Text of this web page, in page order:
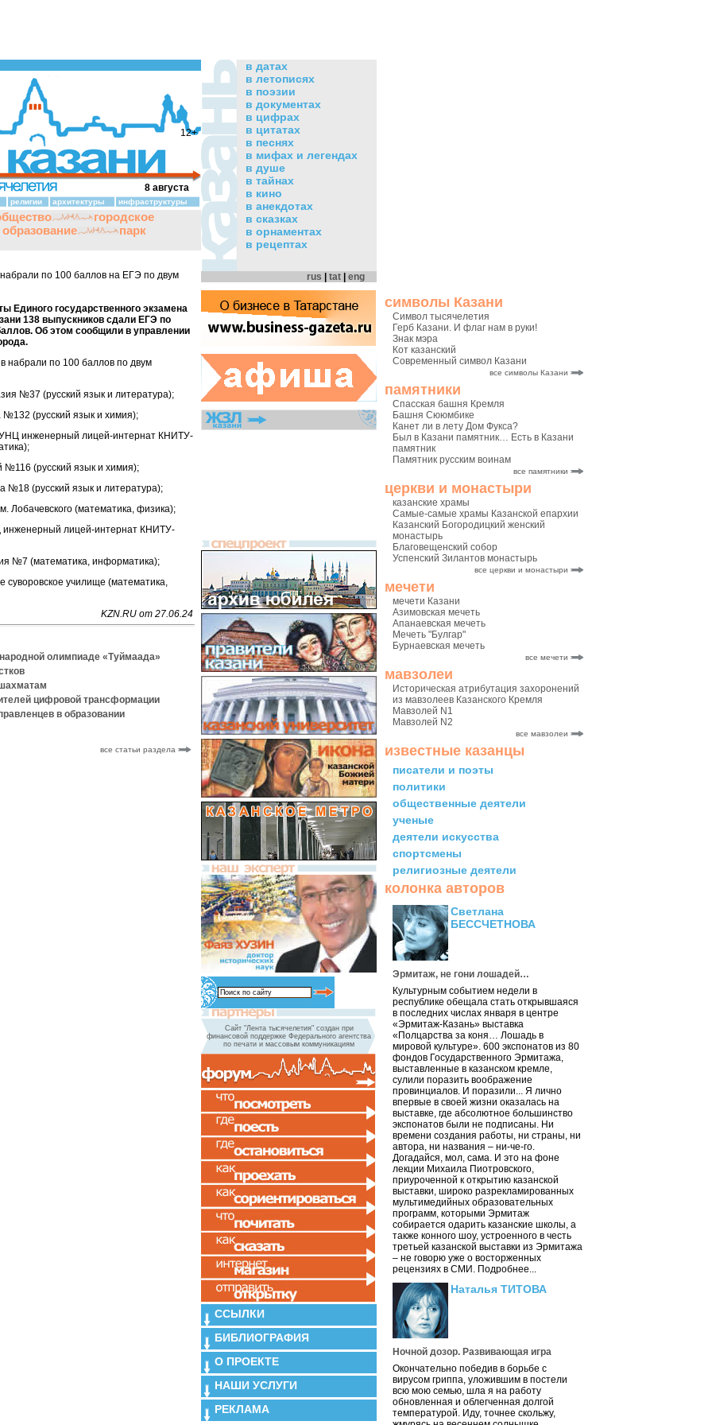
символы Казани
Символ тысячелетия
Герб Казани. И флаг нам в руки!
Знак мэра
Кот казанский
Современный символ Казани
все символы Казани
памятники
Спасская башня Кремля
Башня Сююмбике
Канет ли в лету Дом Фукса?
Был в Казани памятник… Есть в Казани
памятник
Памятник русским воинам
все памятники
церкви и монастыри
казанские храмы
Самые-самые храмы Казанской епархии
Казанский Богородицкий женский
монастырь
Благовещенский собор
Успенский Зилантов монастырь
все церкви и монастыри
мечети
мечети Казани
Азимовская мечеть
Апанаевская мечеть
Мечеть "Булгар"
Бурнаевская мечеть
все мечети
мавзолеи
Историческая атрибутация захоронений
из мавзолеев Казанского Кремля
Мавзолей N1
Мавзолей N2
все мавзолеи
известные казанцы
писатели и поэты
политики
общественные деятели
ученые
деятели искусства
спортсмены
религиозные деятели
колонка авторов
Светлана
БЕССЧЕТНОВА
Эрмитаж, не гони лошадей…
Культурным событием недели в
республике обещала стать открывшаяся
в последних числах января в центре
«Эрмитаж-Казань» выставка
«Полцарства за коня… Лошадь в
мировой культуре». 600 экспонатов из 80
фондов Государственного Эрмитажа,
выставленные в казанском кремле,
сулили поразить воображение
провинциалов. И поразили... Я лично
впервые в своей жизни оказалась на
выставке, где абсолютное большинство
экспонатов были не подписаны. Ни
времени создания работы, ни страны, ни
автора, ни названия – ни-че-го.
Догадайся, мол, сама. И это на фоне
лекции Михаила Пиотровского,
приуроченной к открытию казанской
выставки, широко разрекламированных
мультимедийных образовательных
программ, которыми Эрмитаж
собирается одарить казанские школы, а
также конного шоу, устроенного в честь
третьей казанской выставки из Эрмитажа
– не говорю уже о восторженных
рецензиях в СМИ. Подробнее...
Наталья ТИТОВА
Ночной дозор. Развивающая игра
Окончательно победив в борьбе с
вирусом гриппа, уложившим в постели
всю мою семью, шла я на работу
обновленная и облегченная долгой
температурой. Иду, точнее скольжу,
12+
8 августа
религии архитектуры инфраструктуры
городское
образование
парк
по 100 баллов на ЕГЭ по двум
Единого государственного экзамена
138 выпускников сдали ЕГЭ по
Об этом сообщили в управлении
набрали по 100 баллов по двум
№37 (русский язык и литература);
(русский язык и химия);
инженерный лицей-интернат КНИТУ-
(русский язык и химия);
(русский язык и литература);
Лобачевского (математика, физика);
лицей-интернат КНИТУ-
№7 (математика, информатика);
суворовское училище (математика,
KZN.RU от 27.06.24
олимпиаде «Туймаада»
цифровой трансформации
в образовании
все статьи раздела
в датах
в летописях
в поэзии
в документах
в цифрах
в цитатах
в песнях
в мифах и легендах
в душе
в тайнах
в кино
в анекдотах
в сказках
в орнаментах
в рецептах
rus tat eng
Сайт "Лента тысячелетия" создан при
финансовой поддержке Федерального агентства
по печати и массовым коммуникациям
ССЫЛКИ
БИБЛИОГРАФИЯ
О ПРОЕКТЕ
НАШИ УСЛУГИ
РЕКЛАМА